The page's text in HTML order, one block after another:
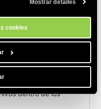
de Cookies de
Mostrar detalles
cookies
tokens por chat en
proyecto?
dentro de los